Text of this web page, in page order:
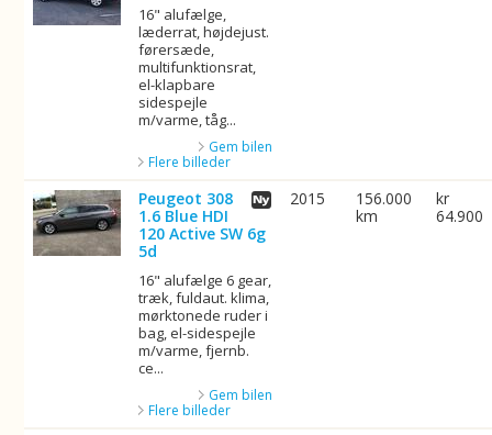
16" alufælge,
læderrat, højdejust.
førersæde,
multifunktionsrat,
el-klapbare
sidespejle
m/varme, tåg...
Gem bilen
Flere billeder
Peugeot 308
1.6 Blue HDI
120 Active SW 6g
5d
16" alufælge 6 gear,
træk, fuldaut. klima,
mørktonede ruder i
bag, el-sidespejle
m/varme, fjernb.
ce...
Gem bilen
Flere billeder
2015
156.000
km
kr
64.900